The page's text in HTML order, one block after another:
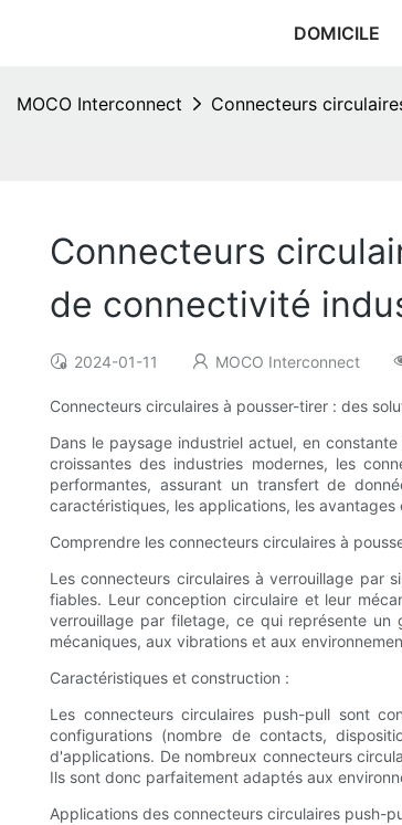
DOMICILE
MOCO Interconnect Connecteurs
Connecteurs
de connectivité
2024-01-11 MOCO Interconnect
Connecteurs circulaires à pousser-tirer : des
Dans le paysage industriel actuel, en
croissantes des industries modernes, les
performantes, assurant un transfert de
caractéristiques, les applications, les
Comprendre les connecteurs circulaires à
Les connecteurs circulaires à verrouillage par
fiables. Leur conception circulaire et leur
verrouillage par filetage, ce qui représente un
mécaniques, aux vibrations et aux
Caractéristiques et construction :
Les connecteurs circulaires push-pull sont
configurations (nombre de contacts,
d'applications. De nombreux connecteurs
Ils sont donc parfaitement adaptés aux
Applications des connecteurs circulaires push-